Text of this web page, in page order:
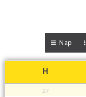
Nap
H
27